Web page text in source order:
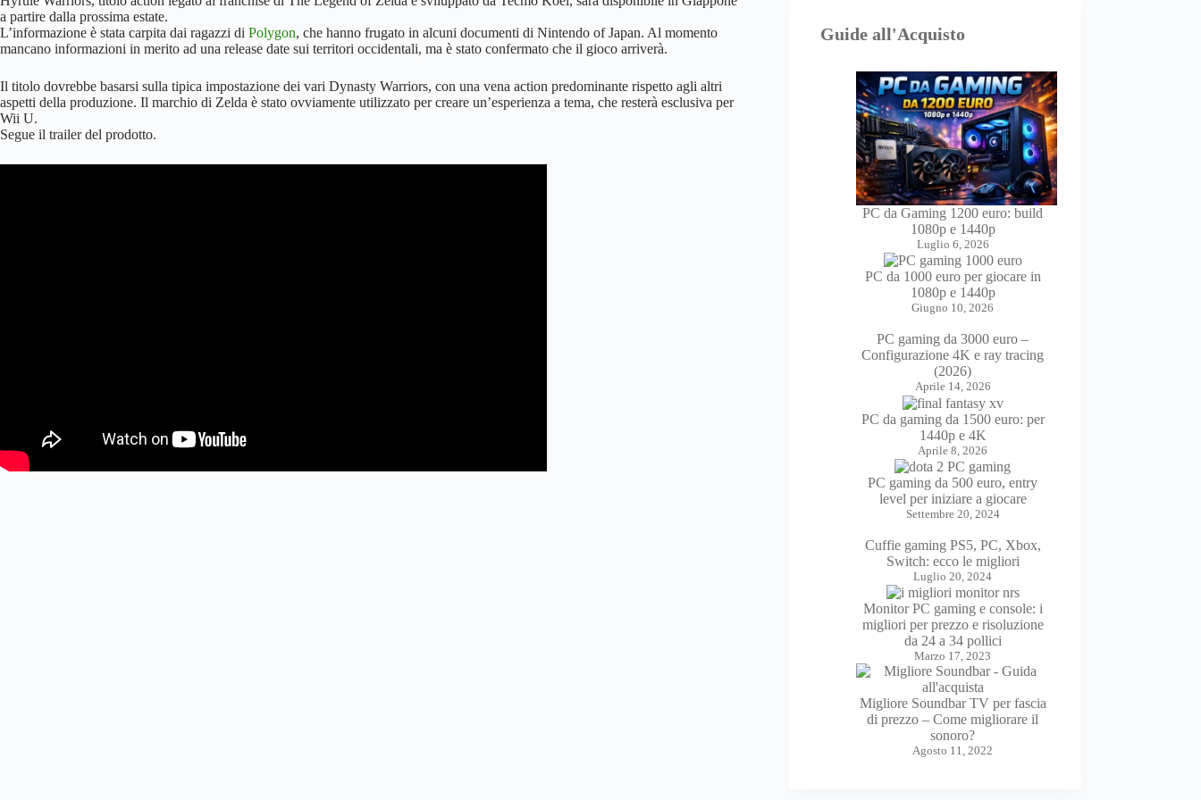
a partire dalla prossima estate.
L’informazione è stata carpita dai ragazzi di Polygon, che hanno frugato in alcuni documenti di Nintendo of Japan. Al momento
mancano informazioni in merito ad una release date sui territori occidentali, ma è stato confermato che il gioco arriverà.
Il titolo dovrebbe basarsi sulla tipica impostazione dei vari Dynasty Warriors, con una vena action predominante rispetto agli altri
aspetti della produzione. Il marchio di Zelda è stato ovviamente utilizzato per creare un’esperienza a tema, che resterà esclusiva per
Wii U.
Segue il trailer del prodotto.
Guide all'Acquisto
PC da Gaming 1200 euro: build
1080p e 1440p
Luglio 6, 2026
PC da 1000 euro per giocare in
1080p e 1440p
Giugno 10, 2026
PC gaming da 3000 euro –
Configurazione 4K e ray tracing
(2026)
Aprile 14, 2026
PC da gaming da 1500 euro: per
1440p e 4K
Aprile 8, 2026
PC gaming da 500 euro, entry
level per iniziare a giocare
Settembre 20, 2024
Cuffie gaming PS5, PC, Xbox,
Switch: ecco le migliori
Luglio 20, 2024
Monitor PC gaming e console: i
migliori per prezzo e risoluzione
da 24 a 34 pollici
Marzo 17, 2023
Migliore Soundbar TV per fascia
di prezzo – Come migliorare il
sonoro?
Agosto 11, 2022